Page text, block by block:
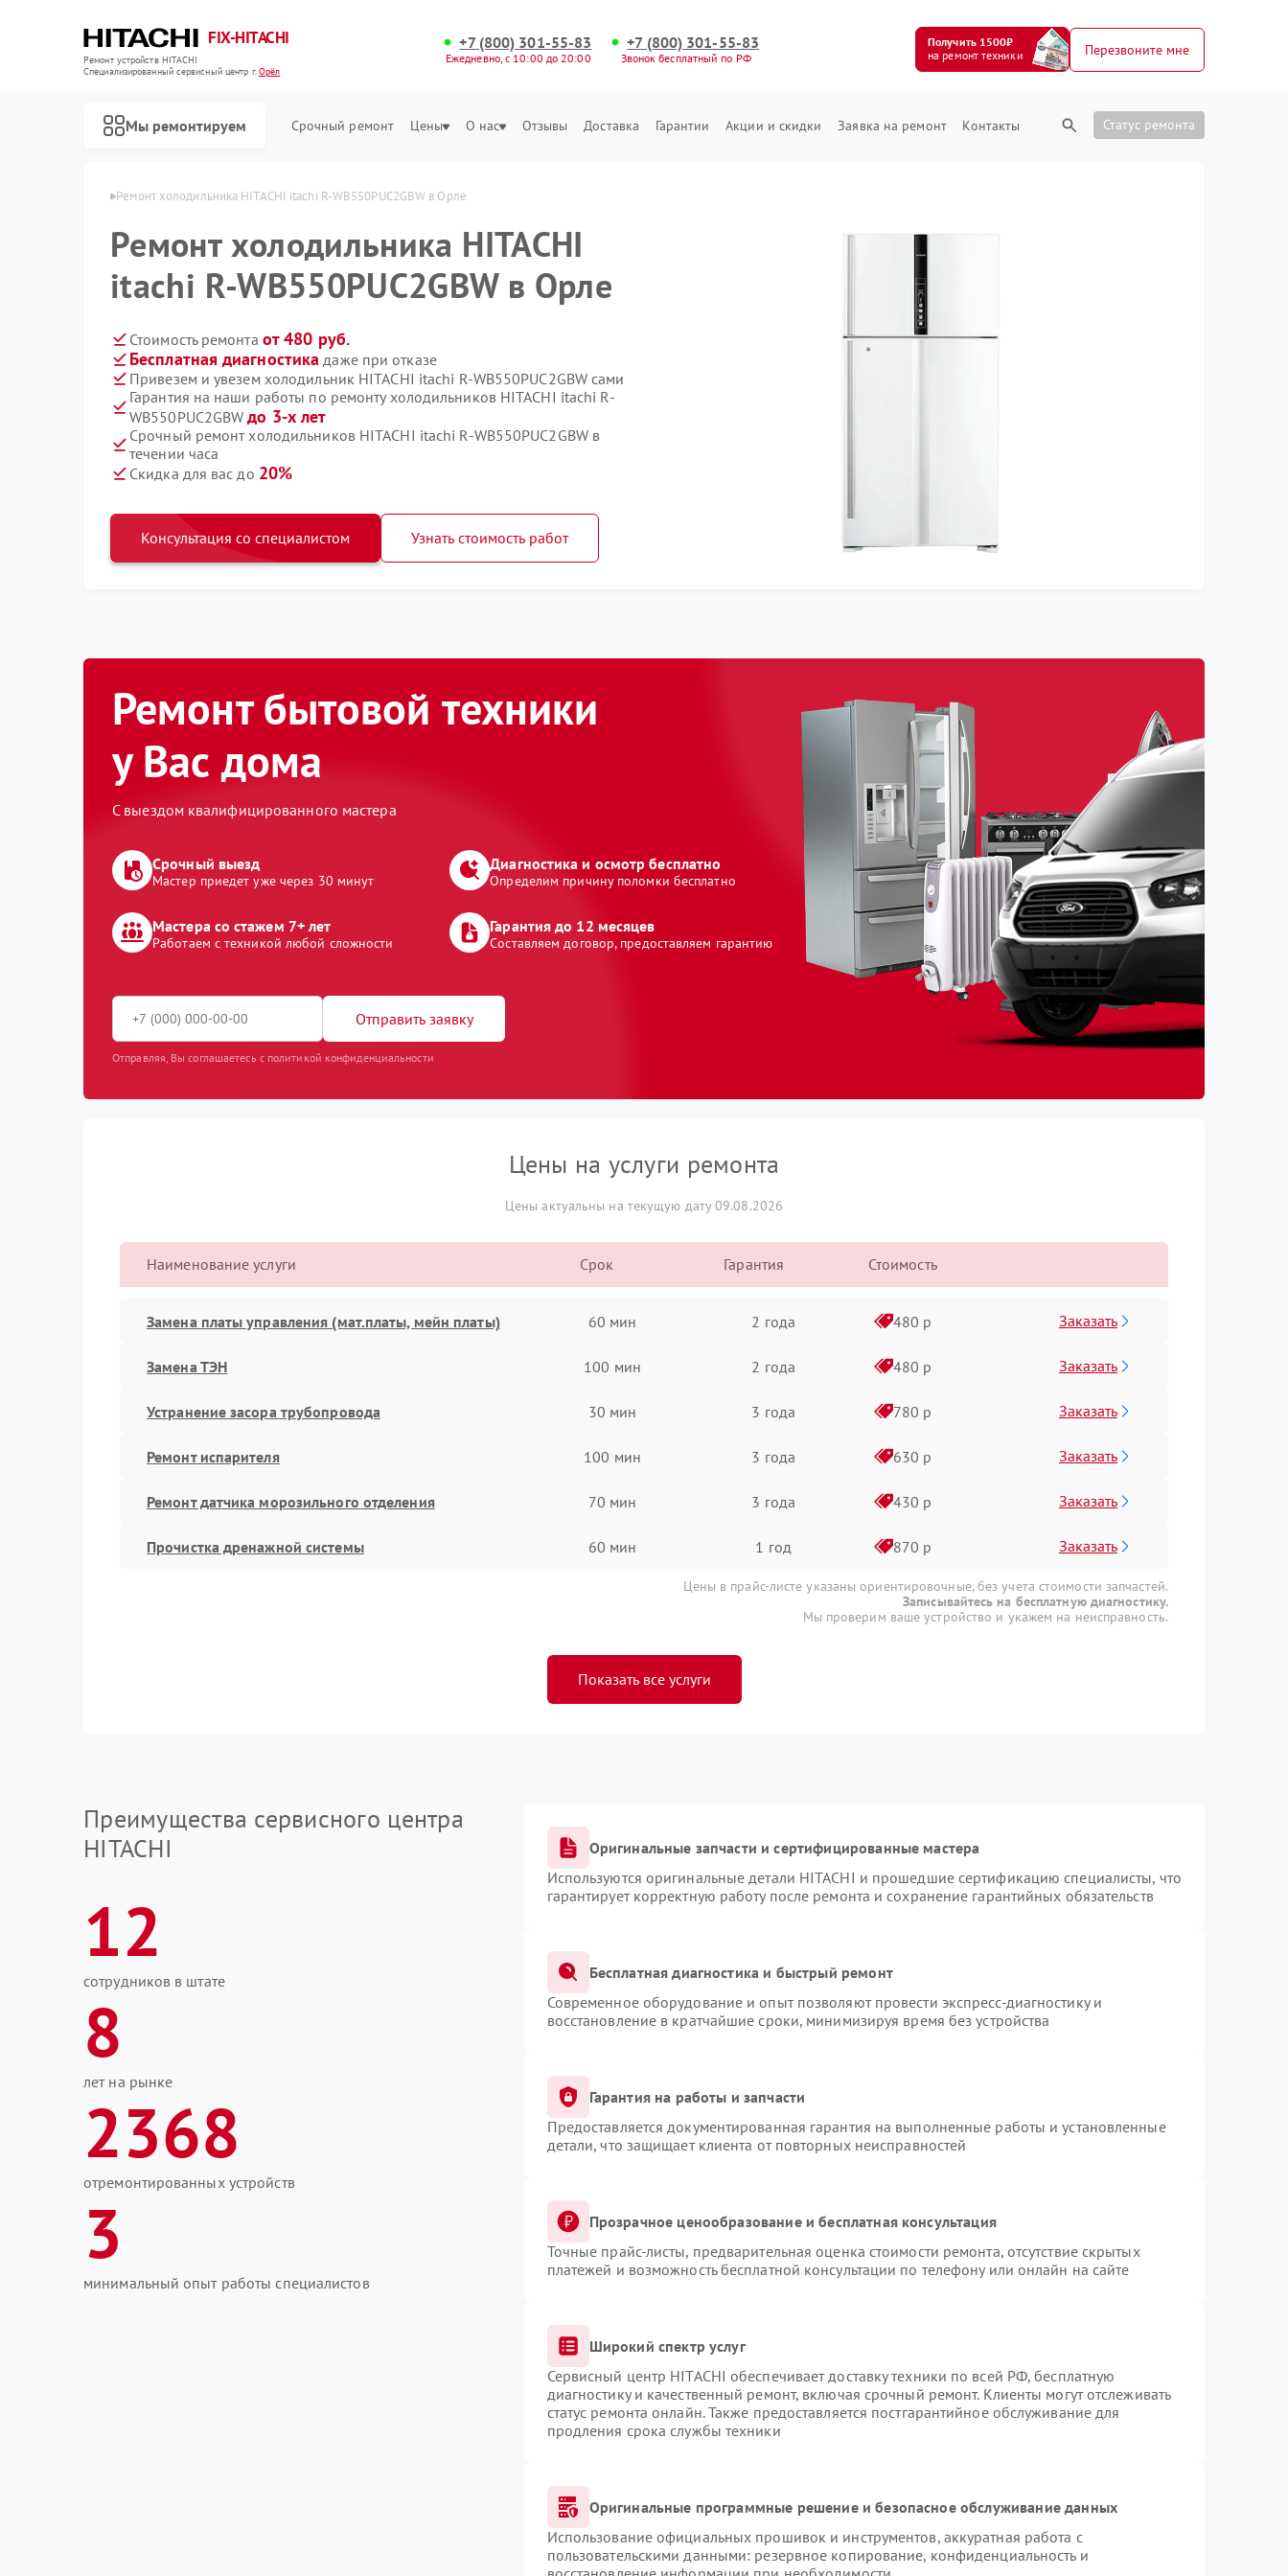
FIX-HITACHI
Ремонт устройств HITACHI
Специализированный cервисный центр г.Орёл
+7 (800) 301-55-83
Ежедневно, с 10:00 до 20:00
+7 (800) 301-55-83
Звонок бесплатный по РФ
Получить 1500₽
на ремонт техники
Перезвоните мне
Мы ремонтируем Срочный ремонт Цены О нас Отзывы Доставка Гарантии Акции и скидки Заявка на ремонт Контакты Статус ремонта
HITACHI в Орле Ремонт холодильника HITACHI itachi R-WB550PUC2GBW в Орле
Ремонт холодильника HITACHI
itachi R-WB550PUC2GBW в Орле
Стоимость ремонта от 480 руб.
Бесплатная диагностика даже при отказе
Привезем и увезем холодильник HITACHI itachi R-WB550PUC2GBW сами
Гарантия на наши работы по ремонту холодильников HITACHI itachi R-
WB550PUC2GBWдо 3-х лет
Срочный ремонт холодильников HITACHI itachi R-WB550PUC2GBW в
течении часа
Скидка для вас до 20%
Консультация со специалистом Узнать стоимость работ
Ремонт бытовой техники
у Вас дома
С выездом квалифицированного мастера
Срочный выезд
Мастер приедет уже через 30 минут
Диагностика и осмотр бесплатно
Определим причину поломки бесплатно
Мастера со стажем 7+ лет
Работаем с техникой любой сложности
Гарантия до 12 месяцев
Составляем договор, предоставляем гарантию
Отправить заявку
Отправляя, Вы соглашаетесь с политикой конфиденциальности
Цены на услуги ремонта
Цены актуальны на текущую дату 09.08.2026
Наименование услуги Срок Гарантия Стоимость
Замена платы управления (мат.платы, мейн платы) 60 мин 2 года 480 р Заказать
Замена ТЭН 100 мин 2 года 480 р Заказать
Устранение засора трубопровода 30 мин 3 года 780 р Заказать
Ремонт испарителя 100 мин 3 года 630 р Заказать
Ремонт датчика морозильного отделения 70 мин 3 года 430 р Заказать
Прочистка дренажной системы 60 мин 1 год 870 р Заказать
Цены в прайс-листе указаны ориентировочные, без учета стоимости запчастей.
Записывайтесь на бесплатную диагностику.
Мы проверим ваше устройство и укажем на неисправность.
Показать все услуги
Преимущества сервисного центра
HITACHI
12
сотрудников в штате
8
лет на рынке
2368
отремонтированных устройств
3
минимальный опыт работы специалистов
Оригинальные запчасти и сертифицированные мастера
Используются оригинальные детали HITACHI и прошедшие сертификацию специалисты, что
гарантирует корректную работу после ремонта и сохранение гарантийных обязательств
Бесплатная диагностика и быстрый ремонт
Современное оборудование и опыт позволяют провести экспресс-диагностику и
восстановление в кратчайшие сроки, минимизируя время без устройства
Гарантия на работы и запчасти
Предоставляется документированная гарантия на выполненные работы и установленные
детали, что защищает клиента от повторных неисправностей
Прозрачное ценообразование и бесплатная консультация
Точные прайс-листы, предварительная оценка стоимости ремонта, отсутствие скрытых
платежей и возможность бесплатной консультации по телефону или онлайн на сайте
Широкий спектр услуг
Сервисный центр HITACHI обеспечивает доставку техники по всей РФ, бесплатную
диагностику и качественный ремонт, включая срочный ремонт. Клиенты могут отслеживать
статус ремонта онлайн. Также предоставляется постгарантийное обслуживание для
продления срока службы техники
Оригинальные программные решение и безопасное обслуживание данных
Использование официальных прошивок и инструментов, аккуратная работа с
пользовательскими данными: резервное копирование, конфиденциальность и